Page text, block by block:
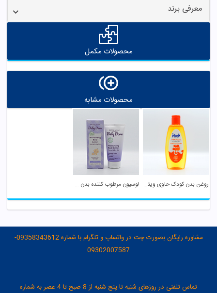
معرفی برند
محصولات مکمل
محصولات مشابه
روغن بدن کودک حاوی ویتامین E فیروز لوسیون مرطوب کننده بدن کودک بیبی برن
مشاوره رایگان بصورت چت در واتساپ و تلگرام با شماره 09358343612-
09302007587
تماس تلفنی در روزهای شنبه تا پنج شنبه از 8 صبح تا 4 عصر به شماره